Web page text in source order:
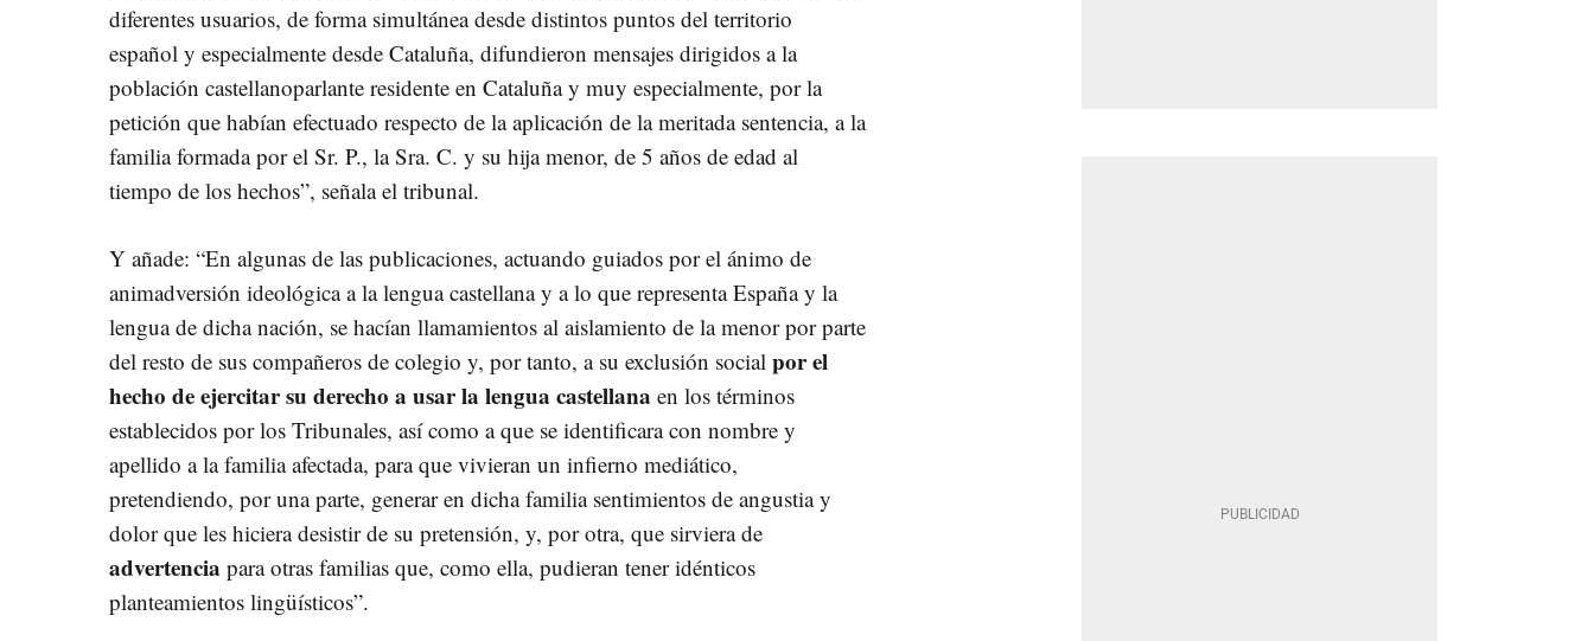
diferentes usuarios, de forma simultánea desde distintos puntos del territorio
español y especialmente desde Cataluña, difundieron mensajes dirigidos a la
población castellanoparlante residente en Cataluña y muy especialmente, por la
petición que habían efectuado respecto de la aplicación de la meritada sentencia, a la
familia formada por el Sr. P., la Sra. C. y su hija menor, de 5 años de edad al
tiempo de los hechos”, señala el tribunal.
Y añade: “En algunas de las publicaciones, actuando guiados por el ánimo de
animadversión ideológica a la lengua castellana y a lo que representa España y la
lengua de dicha nación, se hacían llamamientos al aislamiento de la menor por parte
del resto de sus compañeros de colegio y, por tanto, a su exclusión social por el
hecho de ejercitar su derecho a usar la lengua castellana en los términos
establecidos por los Tribunales, así como a que se identificara con nombre y
apellido a la familia afectada, para que vivieran un infierno mediático,
pretendiendo, por una parte, generar en dicha familia sentimientos de angustia y
dolor que les hiciera desistir de su pretensión, y, por otra, que sirviera de
advertencia para otras familias que, como ella, pudieran tener idénticos
planteamientos lingüísticos”.